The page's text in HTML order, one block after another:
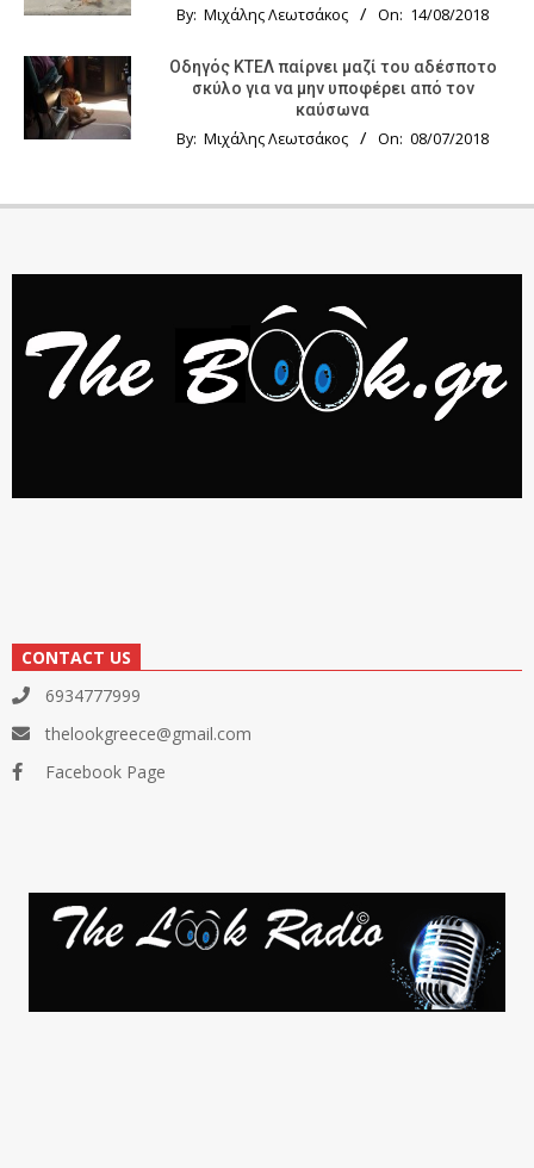
By: Μιχάλης Λεωτσάκος On: 14/08/2018
Οδηγός KTΕΛ παίρνει μαζί του αδέσποτο
σκύλο για να μην υποφέρει από τον
καύσωνα
By: Μιχάλης Λεωτσάκος On: 08/07/2018
CONTACT US
6934777999
thelookgreece@gmail.com
Facebook Page